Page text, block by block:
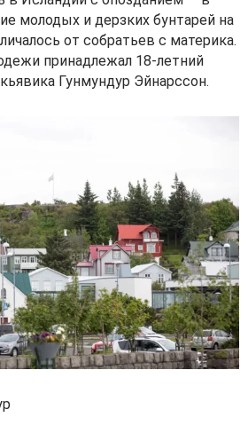
молодых и дерзких бунтарей на
от собратьев с материка.
принадлежал 18-летний
Гунмундур Эйнарссон.